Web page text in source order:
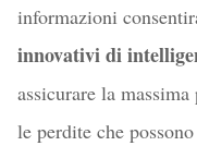
informazioni
innovativi di
assicurare la
le perdite che